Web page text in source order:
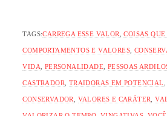
TAGS:CARREGA ESSE VALOR ,COISAS
COMPORTAMENTOS E VALORES
VIDA PERSONALIDADE PESSOAS
CASTRADOR TRAIDORAS EM POTENCIAL
CONSERVADOR VALORES E CARÁTER ,